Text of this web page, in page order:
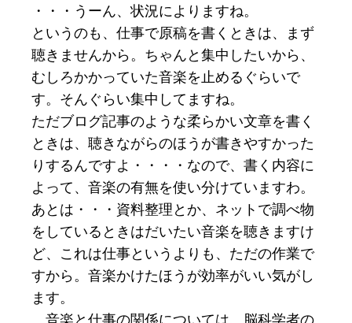
・・・うーん、状況によりますね。
というのも、仕事で原稿を書くときは、まず
聴きませんから。ちゃんと集中したいから、
むしろかかっていた音楽を止めるぐらいで
す。そんぐらい集中してますね。
ただブログ記事のような柔らかい文章を書く
ときは、聴きながらのほうが書きやすかった
りするんですよ・・・・なので、書く内容に
よって、音楽の有無を使い分けていますわ。
あとは・・・資料整理とか、ネットで調べ物
をしているときはだいたい音楽を聴きますけ
ど、これは仕事というよりも、ただの作業で
すから。音楽かけたほうが効率がいい気がし
ます。